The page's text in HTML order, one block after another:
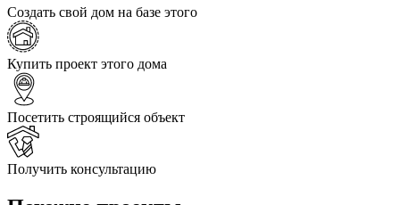
Создать свой дом на базе этого
Купить проект этого дома
Посетить строящийся объект
Получить консультацию